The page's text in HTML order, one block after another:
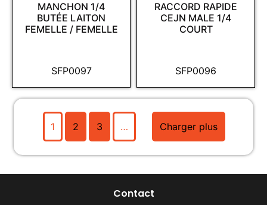
SFP0097
MANCHON 1/4
BUTÉE LAITON
FEMELLE / FEMELLE
SFP0096
RACCORD RAPIDE
CEJN MALE 1/4
COURT
1 2 3 … Charger plus
Contact